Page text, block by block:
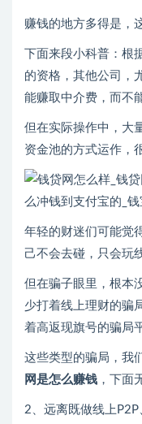
赚钱的地方多得是，
下面来段小科普：根
的资格，其他公司，
能赚取中介费，而不
但在实际操作中，大
资金池的方式运作，
年轻的财迷们可能觉
己不会去碰，只会玩
但在骗子眼里，根本
少打着线上理财的骗
着高返现旗号的骗局
这些类型的骗局，我
网是怎么赚钱 ，下面
2、远离既做线上